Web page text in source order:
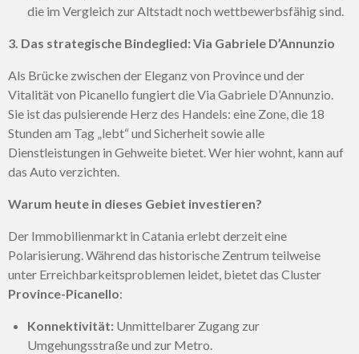
die im Vergleich zur Altstadt noch wettbewerbsfähig sind.
3. Das strategische Bindeglied: Via Gabriele D’Annunzio
Als Brücke zwischen der Eleganz von Province und der
Vitalität von Picanello fungiert die Via Gabriele D’Annunzio.
Sie ist das pulsierende Herz des Handels: eine Zone, die 18
Stunden am Tag „lebt“ und Sicherheit sowie alle
Dienstleistungen in Gehweite bietet. Wer hier wohnt, kann auf
das Auto verzichten.
Warum heute in dieses Gebiet investieren?
Der Immobilienmarkt in Catania erlebt derzeit eine
Polarisierung. Während das historische Zentrum teilweise
unter Erreichbarkeitsproblemen leidet, bietet das Cluster
Province-Picanello:
Konnektivität: Unmittelbarer Zugang zur
Umgehungsstraße und zur Metro.